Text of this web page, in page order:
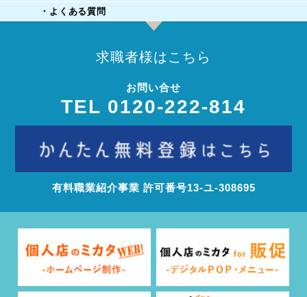
・よくある質問
求職者様はこちら
お問い合せ
TEL 0120-222-814
有料職業紹介事業 許可番号13‐ユ‐308695